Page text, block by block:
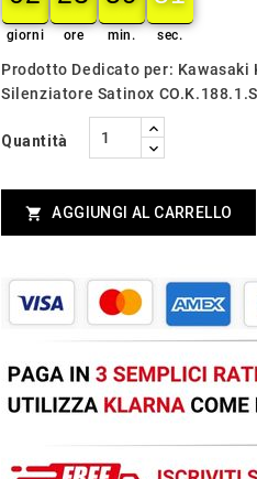
giorni ore min. sec.
Prodotto Dedicato per: Kawasaki
Silenziatore Satinox
Quantità
 AGGIUNGI AL CARRELLO